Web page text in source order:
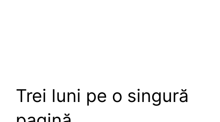
Trei luni pe o singură